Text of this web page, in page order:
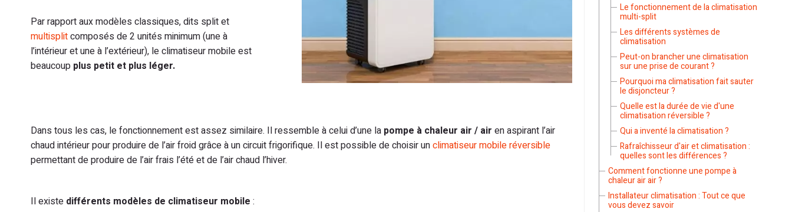
Par rapport aux modèles classiques, dits split et
multisplitcomposés de 2 unités minimum (une à
l’intérieur et une à l’extérieur), le climatiseur mobile est
beaucoup plus petit et plus léger.
Dans tous les cas, le fonctionnement est assez similaire. Il ressemble à celui d’une la pompe à chaleur air / air en aspirant l’air
chaud intérieur pour produire de l’air froid grâce à un circuit frigorifique. Il est possible de choisir unclimatiseur mobile réversible
permettant de produire de l’air frais l’été et de l’air chaud l’hiver.
Il existe différents modèles de climatiseur mobile :
Le fonctionnement de la climatisation
multi-split
Les différents systèmes de
climatisation
Peut-on brancher une climatisation
sur une prise de courant ?
Pourquoi ma climatisation fait sauter
le disjoncteur ?
Quelle est la durée de vie d'une
climatisation réversible ?
Qui a inventé la climatisation ?
Rafraîchisseur d'air et climatisation :
quelles sont les différences ?
Comment fonctionne une pompe à
chaleur air air ?
Installateur climatisation : Tout ce que
vous devez savoir